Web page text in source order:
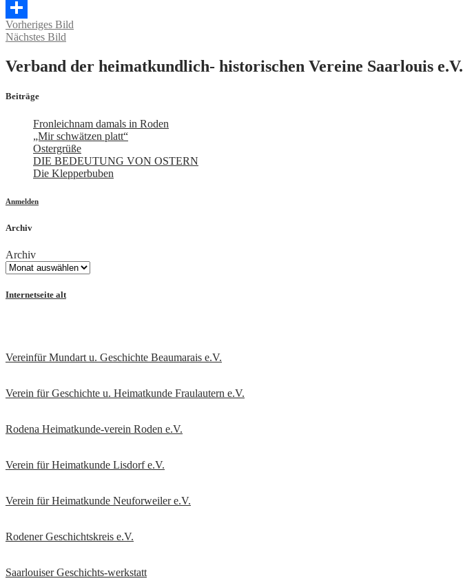
WhatsApp
Teilen
Vorheriges Bild
Nächstes Bild
Verband der heimatkundlich- historischen Vereine Saarlouis e.V.
Beiträge
Fronleichnam damals in Roden
„Mir schwätzen platt“
Ostergrüße
DIE BEDEUTUNG VON OSTERN
Die Klepperbuben
Anmelden
Archiv
Archiv
Internetseite alt
Vereinfür Mundart u. Geschichte Beaumarais e.V.
Verein für Geschichte u. Heimatkunde Fraulautern e.V.
Rodena Heimatkunde-verein Roden e.V.
Verein für Heimatkunde Lisdorf e.V.
Verein für Heimatkunde Neuforweiler e.V.
Rodener Geschichtskreis e.V.
Saarlouiser Geschichts-werkstatt